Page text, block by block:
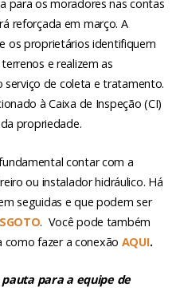
para os moradores nas contas
reforçada em março. A
os proprietários identifiquem
e realizem as
serviço de coleta e tratamento.
à Caixa de Inspeção (CI)
propriedade.
contar com a
ou instalador hidráulico. Há
seguidas e que podem ser
. Você pode também
como fazer a conexão AQUI.
para a equipe de